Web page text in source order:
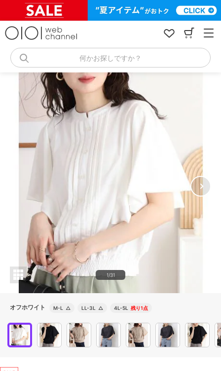
何かお探しですか？
1/31
オフホワイト M-L △ LL-3L △ 4L-5L 残り1点